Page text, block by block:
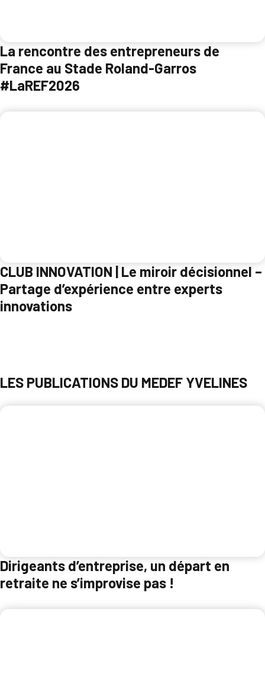
La rencontre des entrepreneurs de
France au Stade Roland-Garros
#LaREF2026
CLUB INNOVATION | Le miroir décisionnel –
Partage d’expérience entre experts
innovations
LES PUBLICATIONS DU MEDEF YVELINES
Dirigeants d’entreprise, un départ en
retraite ne s’improvise pas !